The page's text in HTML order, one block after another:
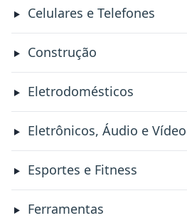
Celulares e Telefones
Construção
Eletrodomésticos
Eletrônicos, Áudio e Vídeo
Esportes e Fitness
Ferramentas